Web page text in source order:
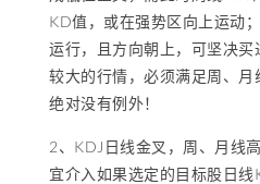
KD值，或在强势区向上运动
运行，且方向朝上，可坚决
较大的行情，必须满足周、月
绝对没有例外！
2、KDJ日线金叉，周、月线
宜介入如果选定的目标股日